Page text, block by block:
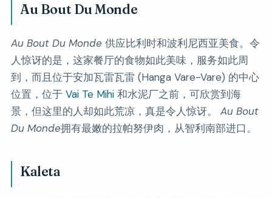
Au Bout Du Monde
Au Bout Du Monde 供应比利时和波利尼西亚美食。令
人惊讶的是，这家餐厅的食物如此美味，服务如此周
到，而且位于安加瓦雷瓦雷 (Hanga Vare-Vare) 的中心
位置，位于 Vai Te Mihi和水泥厂之前，可欣赏到海
景，但这里的人却如此荒凉，真是令人惊讶。 Au Bout
Du Monde拥有最嫩的拉帕努伊肉，从智利南部进口。
Kaleta